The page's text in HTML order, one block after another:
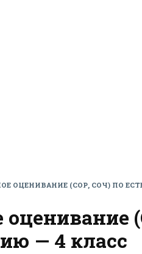
ОЦЕНИВАНИЕ (СОР, СОЧ) ПО
— 4 класс